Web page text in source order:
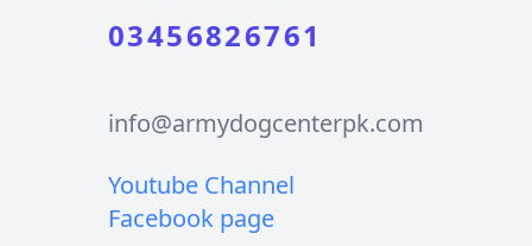
03456826761
info@armydogcenterpk.com
Youtube Channel
Facebook page